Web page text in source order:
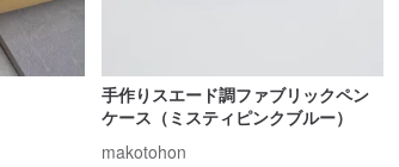
手作りスエード調ファブリックペン
ケース（ミスティピンクブルー）
makotohon